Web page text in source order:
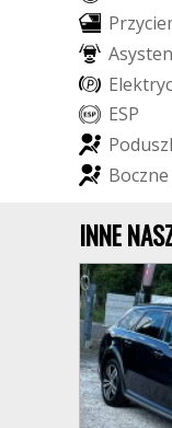
Przycie
Asysten
Elektryc
ESP
Podusz
Boczne
INNE